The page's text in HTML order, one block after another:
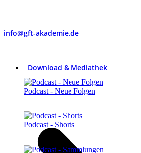
info@gft-akademie.de
Download & Mediathek
Podcast - Neue Folgen
Podcast - Shorts